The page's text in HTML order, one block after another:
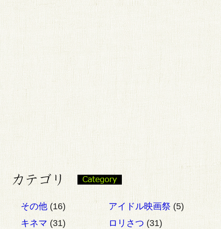
その他(16) アイドル映画祭(5)
キネマ(31) ロリさつ(31)